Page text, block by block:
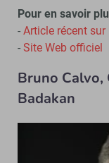
Pour en savoir
- Article récent sur
- Site Web officiel
Bruno Calvo,
Badakan